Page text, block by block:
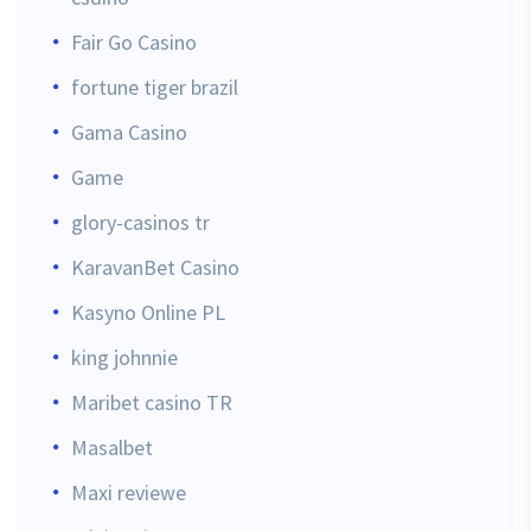
Fair Go Casino
fortune tiger brazil
Gama Casino
Game
glory-casinos tr
KaravanBet Casino
Kasyno Online PL
king johnnie
Maribet casino TR
Masalbet
Maxi reviewe